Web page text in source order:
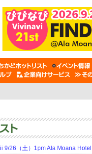
9/26（土）1pm Ala Moana Hotel